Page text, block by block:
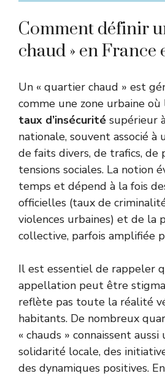
Comment définir
chaud » en France
Un « quartier chaud » est
comme une zone urbaine où
taux d’insécurité supérieur
nationale, souvent associé à
de faits divers, de trafics,
tensions sociales. La notion
temps et dépend à la fois
officielles (taux de
violences urbaines) et de la
collective, parfois amplifiée
Il est essentiel de rappeler
appellation peut être
reflète pas toute la réalité
habitants. De nombreux
« chauds » connaissent
solidarité locale, des
des dynamiques positives.